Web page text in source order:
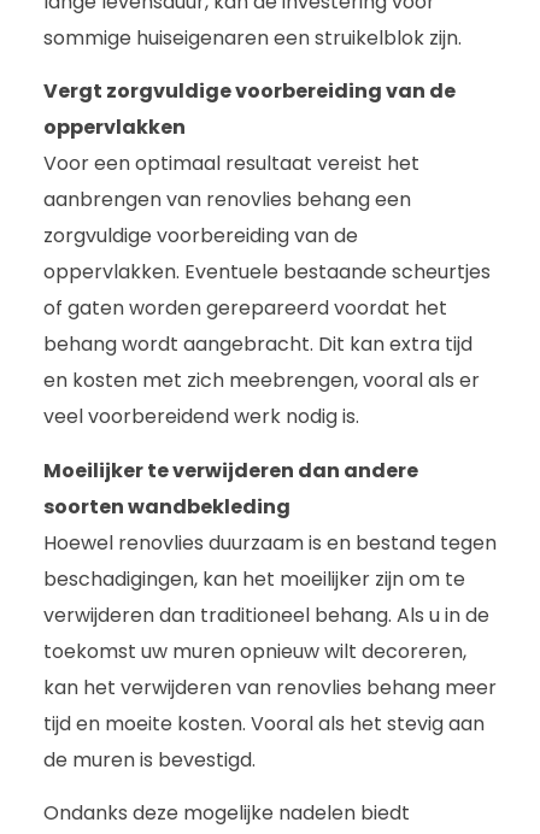
sommige huiseigenaren een struikelblok zijn.
Vergt zorgvuldige voorbereiding van de
oppervlakken
Voor een optimaal resultaat vereist het
aanbrengen van renovlies behang een
zorgvuldige voorbereiding van de
oppervlakken. Eventuele bestaande scheurtjes
of gaten worden gerepareerd voordat het
behang wordt aangebracht. Dit kan extra tijd
en kosten met zich meebrengen, vooral als er
veel voorbereidend werk nodig is.
Moeilijker te verwijderen dan andere
soorten wandbekleding
Hoewel renovlies duurzaam is en bestand tegen
beschadigingen, kan het moeilijker zijn om te
verwijderen dan traditioneel behang. Als u in de
toekomst uw muren opnieuw wilt decoreren,
kan het verwijderen van renovlies behang meer
tijd en moeite kosten. Vooral als het stevig aan
de muren is bevestigd.
Ondanks deze mogelijke nadelen biedt